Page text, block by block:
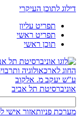
דילוג לתוכן העיקרי
תפריט עליון
תפריט ראשי
תוכן ראשי
החוג לארכאולוגיה
ע"ש יעקב מ. אלקוב
אוניברסיטת תל אביב
מערכת פניותאזור אישי